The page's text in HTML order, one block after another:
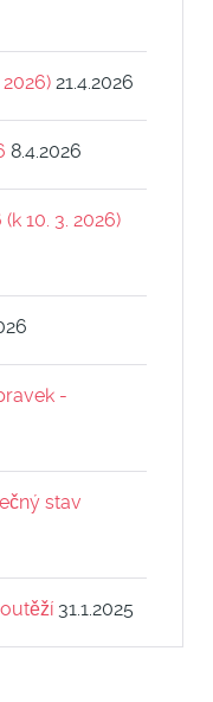
21.4.2026
8.4.2026
10. 3. 2026)
-
stav
31.1.2025